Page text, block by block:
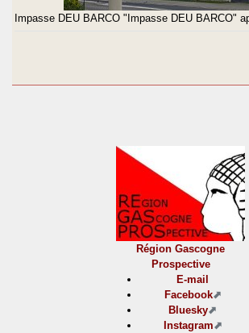
Impasse DEU BARCO "Impasse DEU BARCO"
Région Gascogne
Prospective
E-mail
Facebook
Bluesky
Instagram